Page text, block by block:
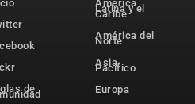
de
América
Latina y el
Caribe
América del
Norte
Asia-
Pacífico
Europa